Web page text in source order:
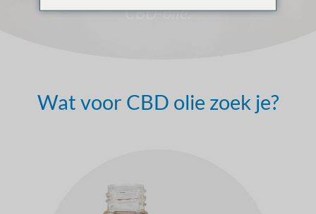
CBD-olie.
Wat voor CBD olie zoek je?